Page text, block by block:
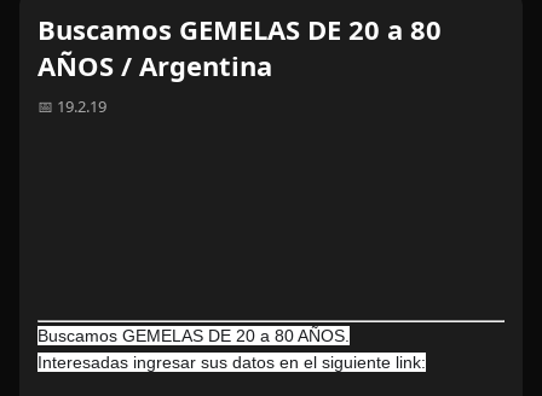
Buscamos GEMELAS DE 20 a 80
AÑOS / Argentina
📅 19.2.19
Buscamos GEMELAS DE 20 a 80 AÑOS.
Interesadas ingresar sus datos en el siguiente link: